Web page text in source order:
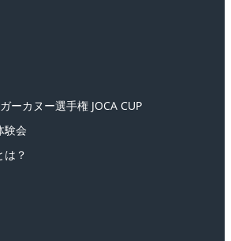
ーカヌー選手権 JOCA CUP
験会
は？